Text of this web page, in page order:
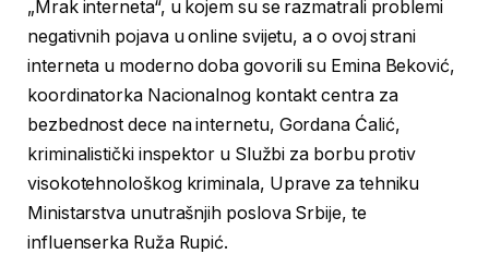
„Mrak interneta“, u kojem su se razmatrali problemi
negativnih pojava u online svijetu, a o ovoj strani
interneta u moderno doba govorili su Emina Beković,
koordinatorka Nacionalnog kontakt centra za
bezbednost dece na internetu, Gordana Ćalić,
kriminalistički inspektor u Službi za borbu protiv
visokotehnološkog kriminala, Uprave za tehniku
Ministarstva unutrašnjih poslova Srbije, te
influenserka Ruža Rupić.